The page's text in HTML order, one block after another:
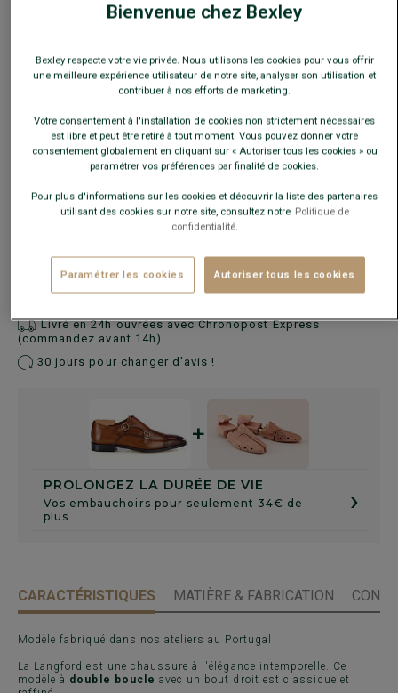
Payez en plusieurs fois dès 199€ d'achat
Guide des tailles
Livré en 24h ouvrées avec Chronopost Express
(commandez avant 14h)
30 jours pour changer d'avis !
PROLONGEZ LA DURÉE DE VIE
Vos embauchoirs pour seulement 34€ de
plus
›
+
CARACTÉRISTIQUES MATIÈRE & FABRICATION
Modèle fabriqué dans nos ateliers au Portugal
La Langford est une chaussure à l'élégance intemporelle. Ce
modèle à double boucle avec un bout droit est classique et
Bienvenue chez Bexley
Bexley respecte votre vie privée. Nous utilisons les cookies pour vous offrir
une meilleure expérience utilisateur de notre site, analyser son utilisation et
contribuer à nos efforts de marketing.
Votre consentement à l'installation de cookies non strictement nécessaires
est libre et peut être retiré à tout moment. Vous pouvez donner votre
consentement globalement en cliquant sur « Autoriser tous les cookies » ou
paramétrer vos préférences par finalité de cookies.
Pour plus d'informations sur les cookies et découvrir la liste des partenaires
utilisant des cookies sur notre site, consultez notre Politique de
confidentialité.
Paramétrer les cookies Autoriser tous les cookies